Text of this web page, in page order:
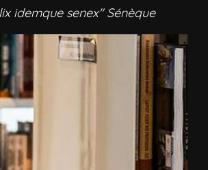
idemque senex" Sénèque